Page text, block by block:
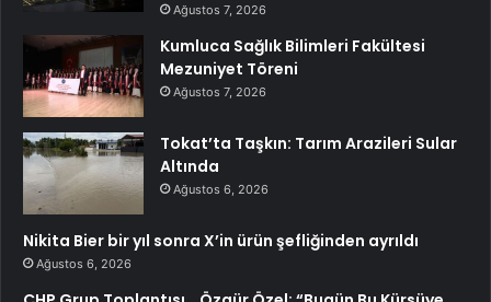
Ağustos 7, 2026
Kumluca Sağlık Bilimleri Fakültesi
Mezuniyet Töreni
Ağustos 7, 2026
Tokat’ta Taşkın: Tarım Arazileri Sular
Altında
Ağustos 6, 2026
Nikita Bier bir yıl sonra X’in ürün şefliğinden ayrıldı
Ağustos 6, 2026